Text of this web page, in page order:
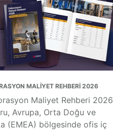
MALİYET REHBERİ 2026
Maliyet Rehberi 2026
Avrupa, Orta Doğu ve
(EMEA) bölgesinde ofis iç